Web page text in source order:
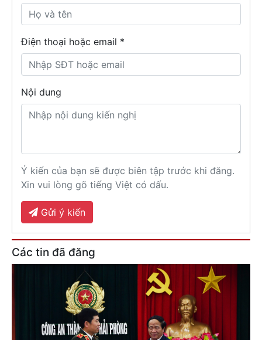
Điện thoại hoặc email *
Nội dung
Ý kiến của bạn sẽ được biên tập trước khi đăng.
Xin vui lòng gõ tiếng Việt có dấu.
Gửi ý kiến
Các tin đã đăng